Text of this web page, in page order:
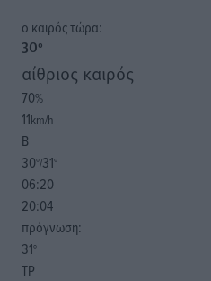
o καιρός τώρα:
30°
αίθριος καιρός
70%
11km/h
Β
30°/31°
06:20
20:04
πρόγνωση:
31°
ΤΡ